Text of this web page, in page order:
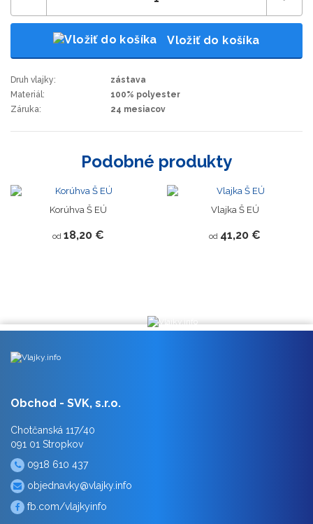
Vložiť do košíka
Druh vlajky:
zástava
Materiál:
100% polyester
Záruka:
24 mesiacov
Podobné produkty
Korúhva Š EÚ
od 18,20 €
Vlajka Š EÚ
od 41,20 €
Obchod - SVK, s.r.o.
Chotčanská 117/40
091 01 Stropkov
0918 610 437
objednavky@vlajky.info
fb.com/vlajkyinfo